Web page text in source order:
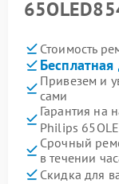
Стоимость
Бесплатная
Привезем и
сами
Гарантия на
Philips
Срочный
в течении
Скидка для